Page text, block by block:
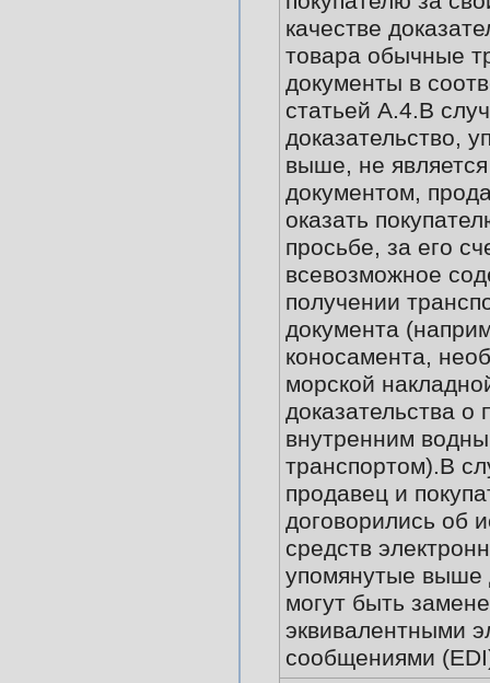
качестве
товара обычные
документы в
статьей А.4.В
доказательство,
выше, не
документом,
оказать
просьбе, за его
всевозможное
получении
документа
коносамента,
морской
доказательства о
внутренним
транспортом).В
продавец и
договорились об
средств
упомянутые выше
могут быть
эквивалентными
сообщениями